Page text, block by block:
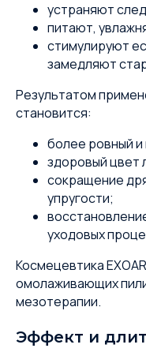
устраняют
питают,
стимулируют
замедляют
Результатом
становится:
более ровный и
здоровый цвет
сокращение
упругости;
уходовых
Космецевтика
омолаживающих
мезотерапии.
Эффект и